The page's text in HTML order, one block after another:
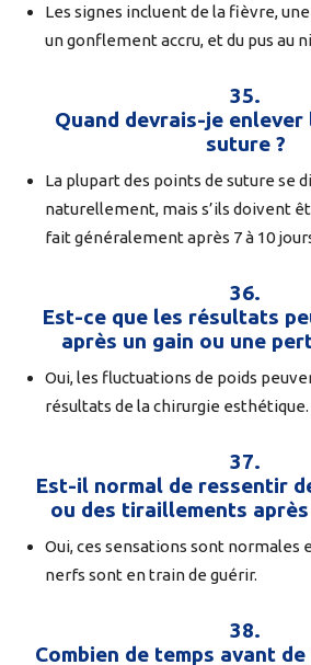
Les signes incluent de la fièvre,
un gonflement accru, et du pus au
35.
Quand devrais-je
suture ?
La plupart des points de suture se
naturellement, mais s’ils doivent
fait généralement après 7 à 10
36.
Est-ce que les résultats
après un gain ou une
Oui, les fluctuations de poids
résultats de la chirurgie esthétique.
37.
Est-il normal de ressentir
ou des tiraillements
Oui, ces sensations sont normales
nerfs sont en train de guérir.
38.
Combien de temps avant